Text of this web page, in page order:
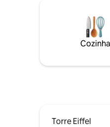
SURPREENDER seu
pétalas de rosas,
forma de coração
Feliz Aniversário
champanhe e
Cozinha
Torre Eiffel